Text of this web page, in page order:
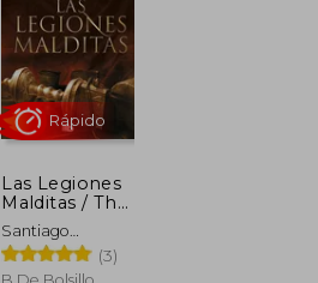
5%
dcto. 12,30 €
Las Legiones
Malditas / The
Cursed
Legions
Santiago
Posteguillo
(3)